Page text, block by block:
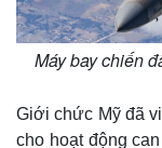
Máy bay chiến
Giới chức Mỹ đã
cho hoạt động